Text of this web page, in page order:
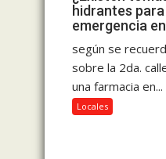
hidrantes
emergencia
según se
sobre la 2da.
una farmacia en...
Locales